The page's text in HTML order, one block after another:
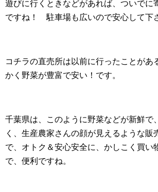
遊びに行くときなどがあれば、ついでに
ですね！ 駐車場も広いので安心して下
コチラの直売所は以前に行ったことがあ
かく野菜が豊富で安い！です。
千葉県は、このように野菜などが新鮮で
く、生産農家さんの顔が見えるような販
で、オトク＆安心安全に、かしこく買い
で、便利ですね。